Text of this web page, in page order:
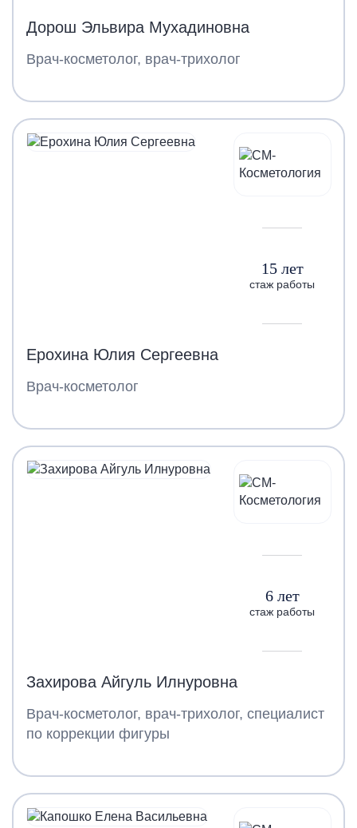
Дорош Эльвира Мухадиновна
Врач-косметолог, врач-трихолог
15 лет
стаж работы
Ерохина Юлия Сергеевна
Врач-косметолог
6 лет
стаж работы
Захирова Айгуль Илнуровна
Врач-косметолог, врач-трихолог, специалист
по коррекции фигуры